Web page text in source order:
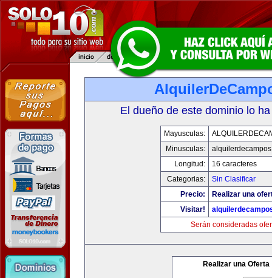
El dueño de este dominio lo
Mayusculas:
Minusculas:
Longitud:
16 caracteres
Categorias:
Sin Clasificar
Precio:
Realizar una
Visitar!
Serán consideradas
Realizar una Oferta